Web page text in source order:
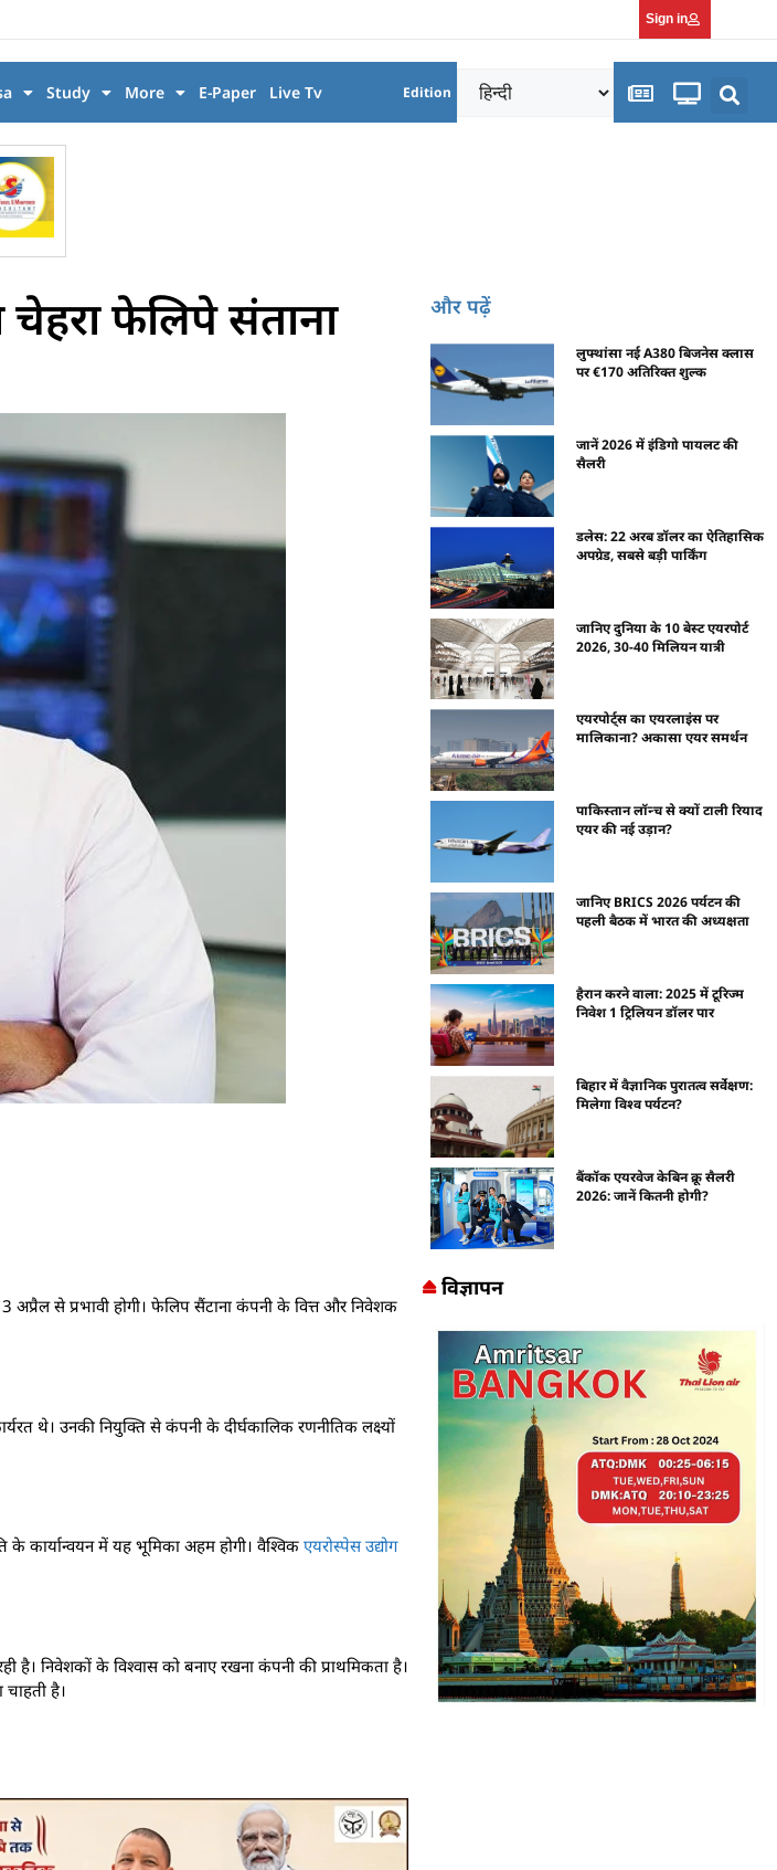
Sign in
Study More E-Paper Live Tv Edition
चेहरा फेलिपे संताना
अप्रैल से प्रभावी होगी। फेलिप सैंटाना कंपनी के वित्त और निवेशक
थे। उनकी नियुक्ति से कंपनी के दीर्घकालिक रणनीतिक लक्ष्यों
के कार्यान्वयन में यह भूमिका अहम होगी। वैश्विक एयरोस्पेस उद्योग
है। निवेशकों के विश्वास को बनाए रखना कंपनी की प्राथमिकता है।
है।
और पढ़ें
लुफ्थांसा नई A380 बिजनेस क्लास
पर €170 अतिरिक्त शुल्क
जानें 2026 में इंडिगो पायलट की
सैलरी
डलेस: 22 अरब डॉलर का ऐतिहासिक
अपग्रेड, सबसे बड़ी पार्किंग
जानिए दुनिया के 10 बेस्ट एयरपोर्ट
2026, 30-40 मिलियन यात्री
एयरपोर्ट्स का एयरलाइंस पर
मालिकाना? अकासा एयर समर्थन
पाकिस्तान लॉन्च से क्यों टाली रियाद
एयर की नई उड़ान?
जानिए BRICS 2026 पर्यटन की
पहली बैठक में भारत की अध्यक्षता
हैरान करने वाला: 2025 में टूरिज्म
निवेश 1 ट्रिलियन डॉलर पार
बिहार में वैज्ञानिक पुरातत्व सर्वेक्षण:
मिलेगा विश्व पर्यटन?
बैंकॉक एयरवेज केबिन क्रू सैलरी
2026: जानें कितनी होगी?
विज्ञापन